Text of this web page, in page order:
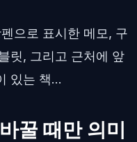
으로 표시한 메모, 구
릿, 그리고 근처에 앞
있는 책...
꿀 때만 의미